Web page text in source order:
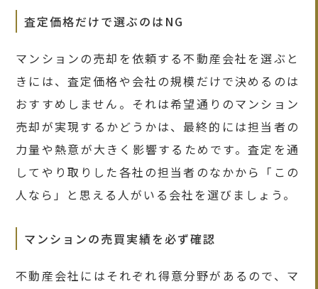
査定価格だけで選ぶのはNG
マンションの売却を依頼する不動産会社を選ぶと
きには、査定価格や会社の規模だけで決めるのは
おすすめしません。それは希望通りのマンション
売却が実現するかどうかは、最終的には担当者の
力量や熱意が大きく影響するためです。査定を通
してやり取りした各社の担当者のなかから「この
人なら」と思える人がいる会社を選びましょう。
マンションの売買実績を必ず確認
不動産会社にはそれぞれ得意分野があるので、マ